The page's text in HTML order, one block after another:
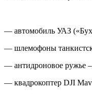
— автомобиль УАЗ
— шлемофоны
— антидроновое ружье
— квадрокоптер DJI